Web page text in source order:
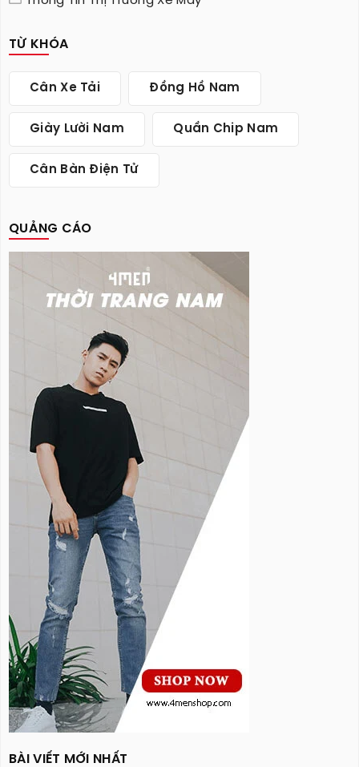
TỪ KHÓA
Cân Xe Tải Đồng Hồ Nam
Giày Lười Nam Quần Chip Nam
Cân Bàn Điện Tử
QUẢNG CÁO
BÀI VIẾT MỚI NHẤT